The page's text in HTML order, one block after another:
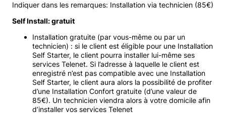
Indiquer dans les remarques: Installation via technicien (85€)
Self Install: gratuit
Installation gratuite (par vous-même ou par un
technicien) : si le client est éligible pour une Installation
Self Starter, le client pourra installer lui-même ses
services Telenet. Si l’adresse à laquelle le client est
enregistré n’est pas compatible avec une Installation
Self Starter, le client aura alors la possibilité de profiter
d’une Installation Confort gratuite (d’une valeur de
85€). Un technicien viendra alors à votre domicile afin
d’installer vos services Telenet